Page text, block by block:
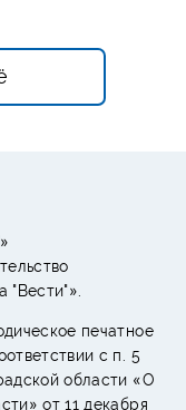
"Вести"».
печатное
с п. 5
области «О
от 11 декабря